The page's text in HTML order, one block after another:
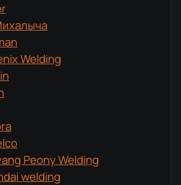
Welding
Peony Welding
welding